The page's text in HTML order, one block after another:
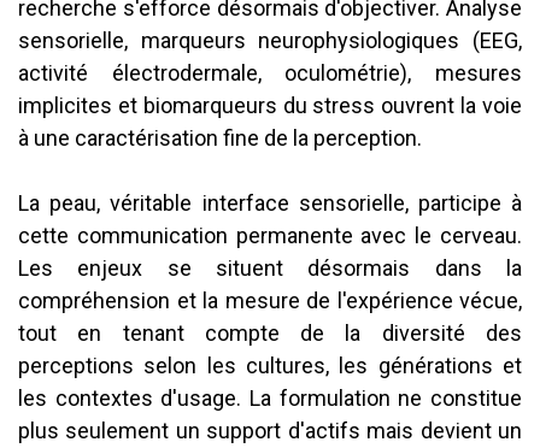
recherche s'efforce désormais d'objectiver. Analyse
sensorielle, marqueurs neurophysiologiques (EEG,
activité électrodermale, oculométrie), mesures
implicites et biomarqueurs du stress ouvrent la voie
à une caractérisation fine de la perception.
La peau, véritable interface sensorielle, participe à
cette communication permanente avec le cerveau.
Les enjeux se situent désormais dans la
compréhension et la mesure de l'expérience vécue,
tout en tenant compte de la diversité des
perceptions selon les cultures, les générations et
les contextes d'usage. La formulation ne constitue
plus seulement un support d'actifs mais devient un